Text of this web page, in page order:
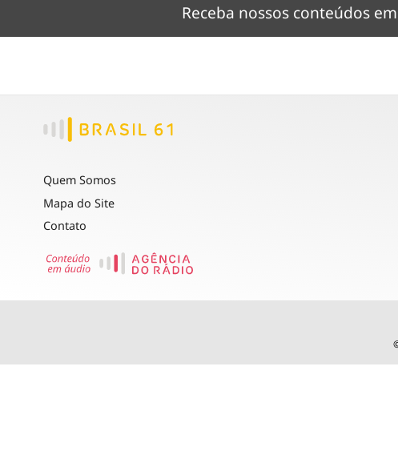
Receba nossos conteúdos em
Quem Somos
Mapa do Site
Contato